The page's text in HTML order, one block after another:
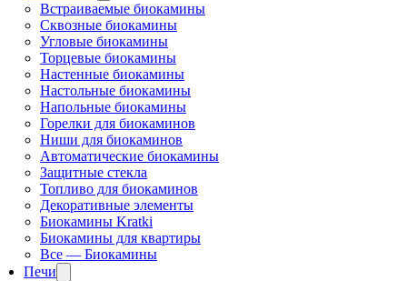
Встраиваемые биокамины
Сквозные биокамины
Угловые биокамины
Торцевые биокамины
Настенные биокамины
Настольные биокамины
Напольные биокамины
Горелки для биокаминов
Ниши для биокаминов
Автоматические биокамины
Защитные стекла
Топливо для биокаминов
Декоративные элементы
Биокамины Kratki
Биокамины для квартиры
Все — Биокамины
Печи